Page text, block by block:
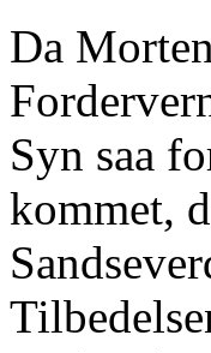
Da
Syn saa
kommet,